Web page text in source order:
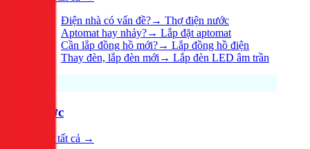
Điện nhà có vấn đề?→ Thợ điện nước
Aptomat hay nhảy?→ Lắp đặt aptomat
Cần lắp đồng hồ mới?→ Lắp đồng hồ điện
Thay đèn, lắp đèn mới → Lắp đèn LED âm trần
Nước
Xem tất cả →